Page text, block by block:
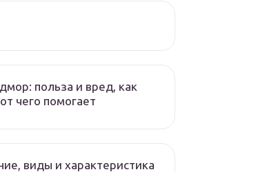
польза и вред, как
чего помогает
виды и характеристика